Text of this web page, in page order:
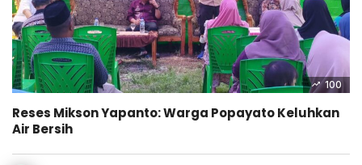
100
Reses Mikson Yapanto: Warga Popayato Keluhkan
Air Bersih